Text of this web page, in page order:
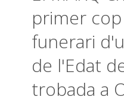
primer
funerari
de l'Edat
trobada a